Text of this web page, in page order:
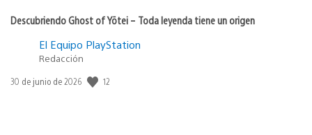
Descubriendo Ghost of Yōtei – Toda leyenda tiene un origen
El Equipo PlayStation
Redacción
Fecha
30 de junio de 2026 12